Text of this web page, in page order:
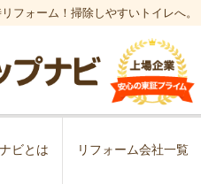
フォーム！掃除しやすいトイレへ。
ビとは リフォーム会社一覧